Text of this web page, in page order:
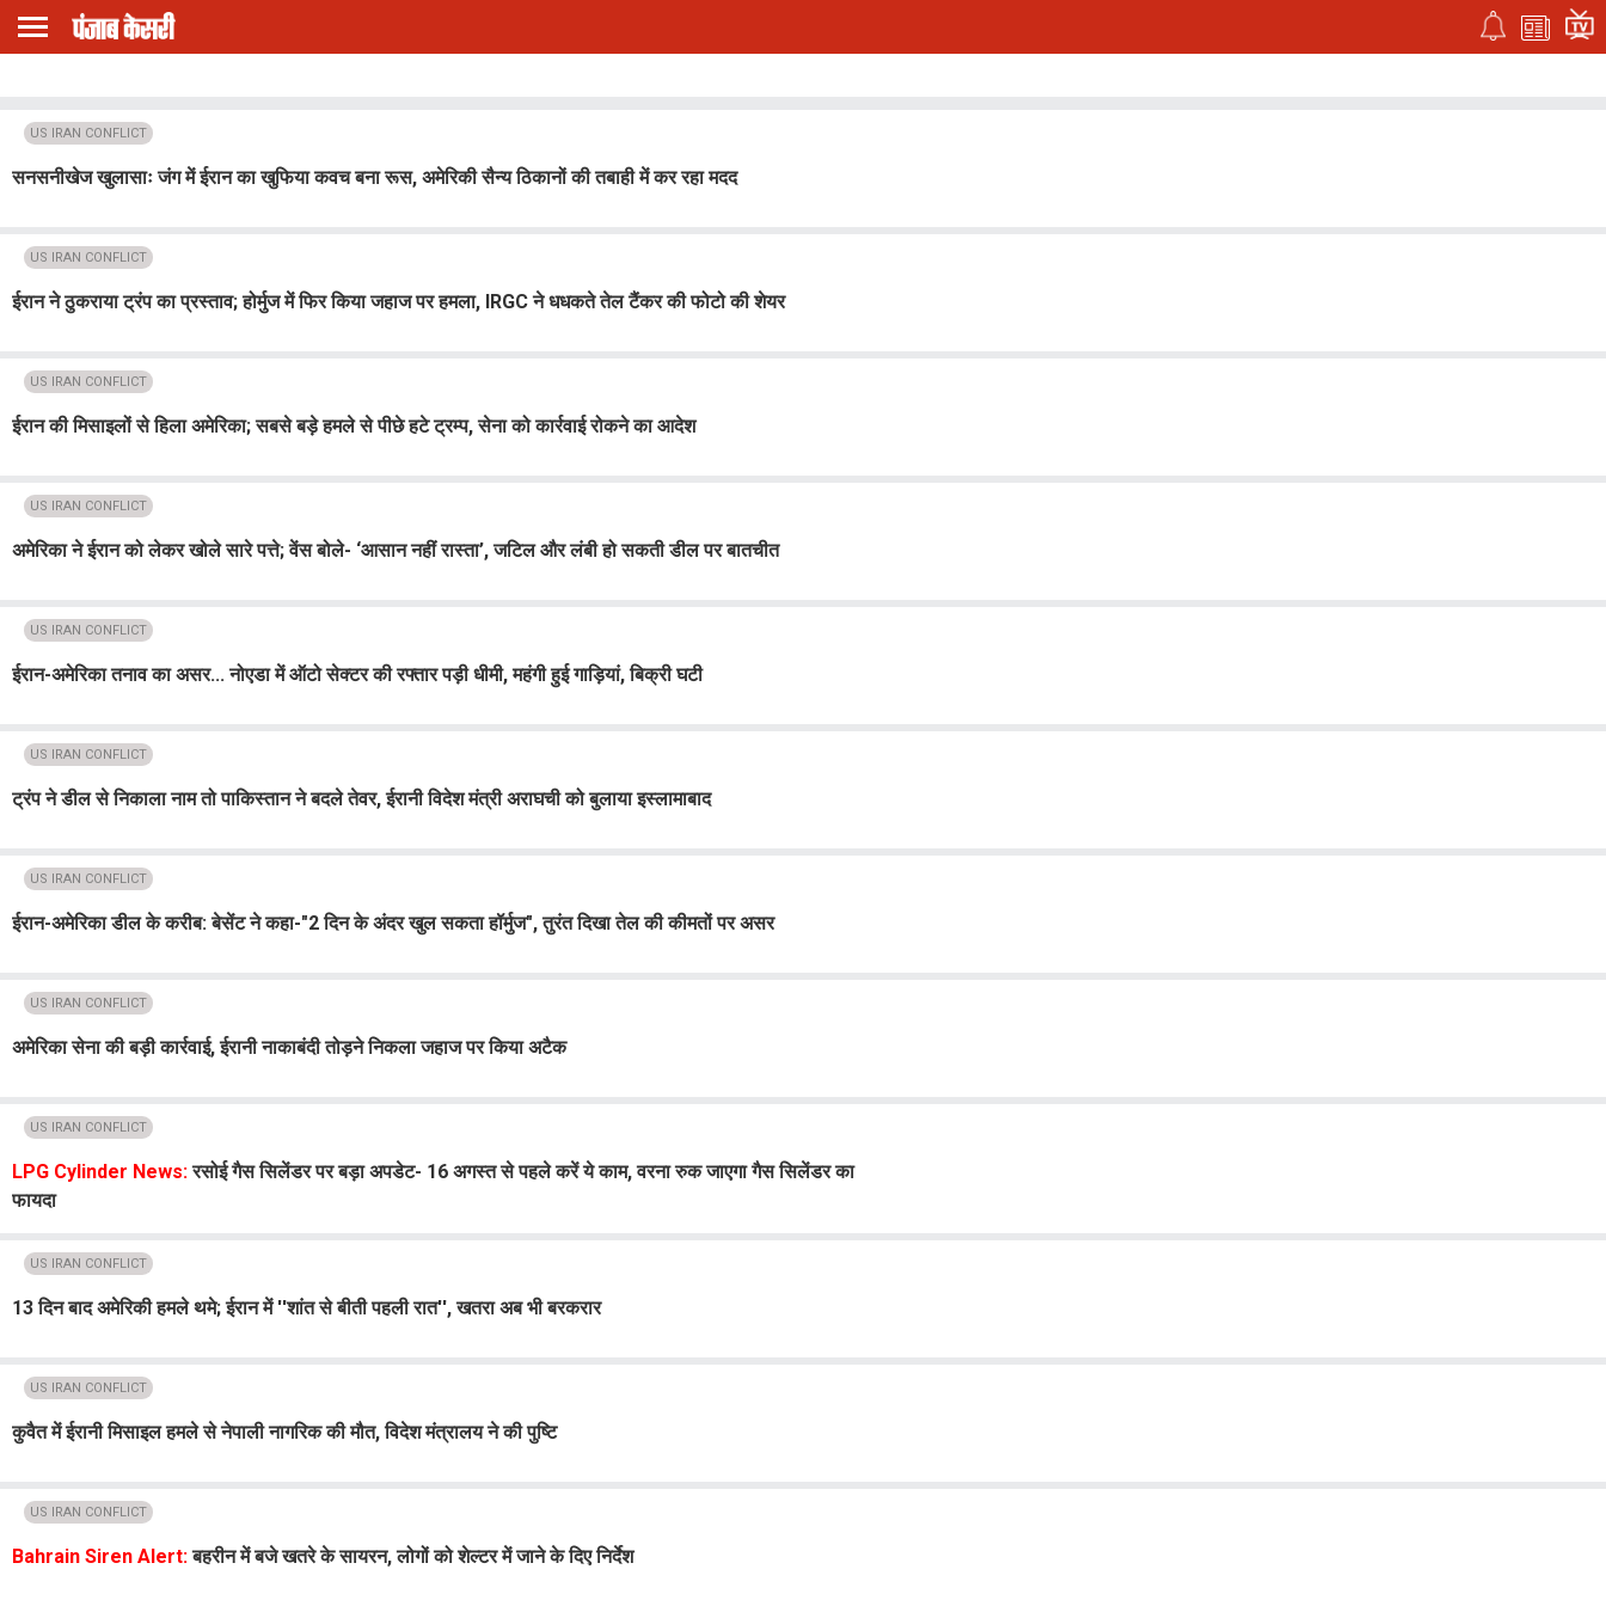
US IRAN CONFLICT
सनसनीखेज खुलासाः जंग में ईरान का खुफिया कवच बना रूस, अमेरिकी सैन्य ठिकानों की तबाही में कर रहा मदद
US IRAN CONFLICT
ईरान ने ठुकराया ट्रंप का प्रस्ताव; होर्मुज में फिर किया जहाज पर हमला, IRGC ने धधकते तेल टैंकर की फोटो की शेयर
US IRAN CONFLICT
ईरान की मिसाइलों से हिला अमेरिका; सबसे बड़े हमले से पीछे हटे ट्रम्प, सेना को कार्रवाई रोकने का आदेश
US IRAN CONFLICT
अमेरिका ने ईरान को लेकर खोले सारे पत्ते; वेंस बोले- ‘आसान नहीं रास्ता’, जटिल और लंबी हो सकती डील पर बातचीत
US IRAN CONFLICT
ईरान-अमेरिका तनाव का असर... नोएडा में ऑटो सेक्टर की रफ्तार पड़ी धीमी, महंगी हुई गाड़ियां, बिक्री घटी
US IRAN CONFLICT
ट्रंप ने डील से निकाला नाम तो पाकिस्तान ने बदले तेवर, ईरानी विदेश मंत्री अराघची को बुलाया इस्लामाबाद
US IRAN CONFLICT
ईरान-अमेरिका डील के करीब: बेसेंट ने कहा-"2 दिन के अंदर खुल सकता हॉर्मुज", तुरंत दिखा तेल की कीमतों पर असर
US IRAN CONFLICT
अमेरिका सेना की बड़ी कार्रवाई, ईरानी नाकाबंदी तोड़ने निकला जहाज पर किया अटैक
US IRAN CONFLICT
LPG Cylinder News:रसोई गैस सिलेंडर पर बड़ा अपडेट- 16 अगस्त से पहले करें ये काम, वरना रुक जाएगा गैस सिलेंडर का
फायदा
US IRAN CONFLICT
13 दिन बाद अमेरिकी हमले थमे; ईरान में ''शांत से बीती पहली रात'', खतरा अब भी बरकरार
US IRAN CONFLICT
कुवैत में ईरानी मिसाइल हमले से नेपाली नागरिक की मौत, विदेश मंत्रालय ने की पुष्टि
US IRAN CONFLICT
Bahrain Siren Alert:बहरीन में बजे खतरे के सायरन, लोगों को शेल्टर में जाने के दिए निर्देश